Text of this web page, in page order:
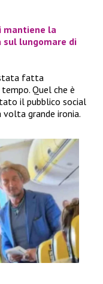
mantiene la
sul lungomare di
fatta
Quel che è
il pubblico social
volta grande ironia.